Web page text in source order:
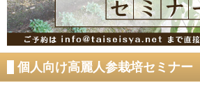
個人向け高麗人参栽培セミナー